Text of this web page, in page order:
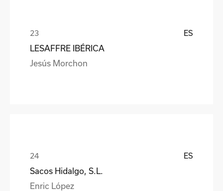
ES
LESAFFRE IBÉRICA
Jesús Morchon
ES
Sacos Hidalgo, S.L.
Enric López